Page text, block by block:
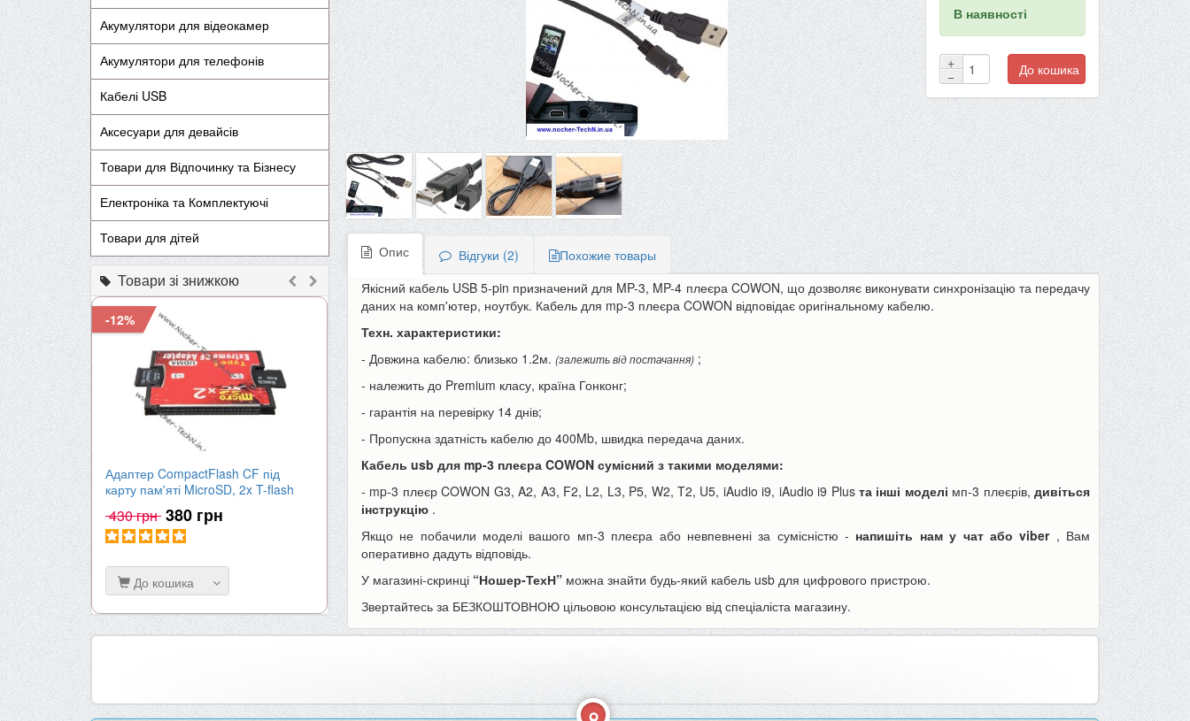
Акумулятори для відеокамер
Акумулятори для телефонів
Кабелі USB
Аксесуари для девайсів
Товари для Відпочинку та Бізнесу
Електроніка та Комплектуючі
Товари для дітей
Товари зі знижкою
-12%
Адаптер CompactFlash CF під
карту пам'яті MicroSD, 2x T-flash
430 грн 380 грн
До кошика
-9%
Акумулятори Canon LP-E6 | LP-E6N
| 2000mAh для фотоапарата EOS...
650 грн 590 грн
До кошика
Акумулятор для телефону Apple
iPhone 6s Plus 3000mAh...
До кошика
або як інструмент для дрібних...
До кошика
Товщиномір шару
шпаклівки, лаку
680 грн 590 грн
До кошика
В наявності
+
−
До кошика
Опис Відгуки (2)
Похожие товары
Якісний кабель USB 5-pin призначений для MP-3, MP-4 плеєра COWON, що дозволяє виконувати синхронізацію та передачу
даних на комп'ютер, ноутбук. Кабель для mp-3 плеєра COWON відповідає оригінальному кабелю.
Техн. характеристики:
- Довжина кабелю: близько 1.2м. (залежить від постачання) ;
- належить до Premium класу, країна Гонконг;
- гарантія на перевірку 14 днів;
- Пропускна здатність кабелю до 400Mb, швидка передача даних.
Кабель usb для mp-3 плеєра COWON сумісний з такими моделями:
- mp-3 плеєр COWON G3, A2, A3, F2, L2, L3, P5, W2, T2, U5, iAudio i9, iAudio i9 Plus та інші моделі мп-3 плеєрів,дивіться
інструкцію .
Якщо не побачили моделі вашого мп-3 плеєра або невпевнені за сумісністю - напишіть нам у чат або viber, Вам
оперативно дадуть відповідь.
У магазині-скринці “Ношер-ТехН” можна знайти будь-який кабель usb для цифрового пристрою.
Звертайтесь за БЕЗКОШТОВНОЮ цільовою консультацією від спеціаліста магазину.